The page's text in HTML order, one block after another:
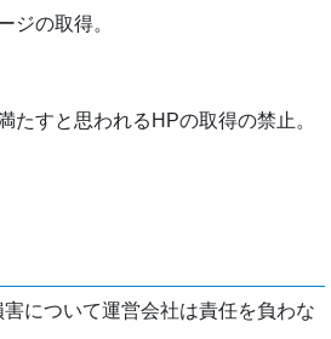
ジの取得。
すと思われるHPの取得の禁止。
について運営会社は責任を負わな